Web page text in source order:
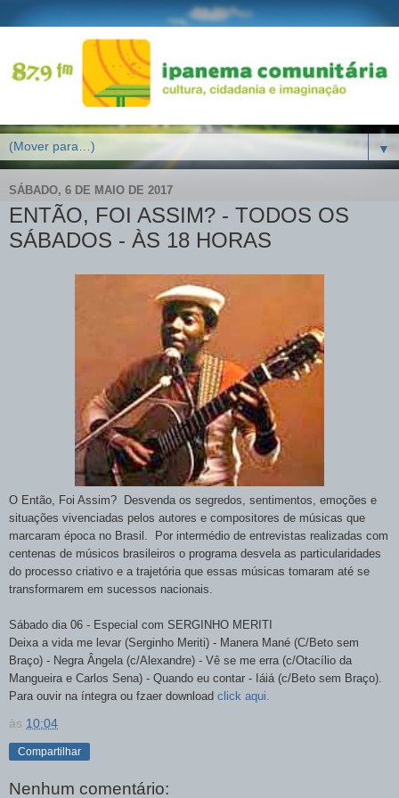
▼
SÁBADO, 6 DE MAIO DE 2017
ENTÃO, FOI ASSIM? - TODOS OS
SÁBADOS - ÀS 18 HORAS
O Então, Foi Assim? Desvenda os segredos, sentimentos, emoções e
situações vivenciadas pelos autores e compositores de músicas que
marcaram época no Brasil. Por intermédio de entrevistas realizadas com
centenas de músicos brasileiros o programa desvela as particularidades
do processo criativo e a trajetória que essas músicas tomaram até se
transformarem em sucessos nacionais.
Sábado dia 06 - Especial com SERGINHO MERITI
Deixa a vida me levar (Serginho Meriti) - Manera Mané (C/Beto sem
Braço) - Negra Ângela (c/Alexandre) - Vê se me erra (c/Otacílio da
Mangueira e Carlos Sena) - Quando eu contar - Iáiá (c/Beto sem Braço).
Para ouvir na íntegra ou fzaer download click aqui.
às 10:04
Compartilhar
Nenhum comentário: